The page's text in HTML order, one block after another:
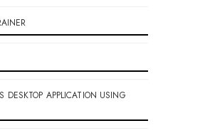
APPLICATION USING